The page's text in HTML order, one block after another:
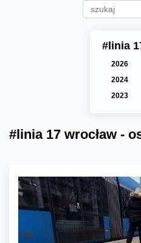
#linia
2026
2024
2023
#linia 17 wrocław -